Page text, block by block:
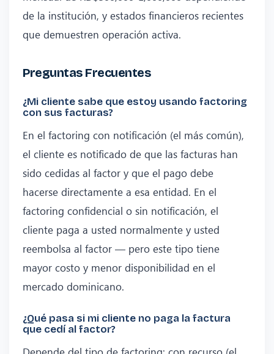
de la institución, y estados financieros recientes
que demuestren operación activa.
Preguntas Frecuentes
¿Mi cliente sabe que estoy usando factoring
con sus facturas?
En el factoring con notificación (el más común),
el cliente es notificado de que las facturas han
sido cedidas al factor y que el pago debe
hacerse directamente a esa entidad. En el
factoring confidencial o sin notificación, el
cliente paga a usted normalmente y usted
reembolsa al factor — pero este tipo tiene
mayor costo y menor disponibilidad en el
mercado dominicano.
¿Qué pasa si mi cliente no paga la factura
que cedí al factor?
Depende del tipo de factoring: con recurso (el